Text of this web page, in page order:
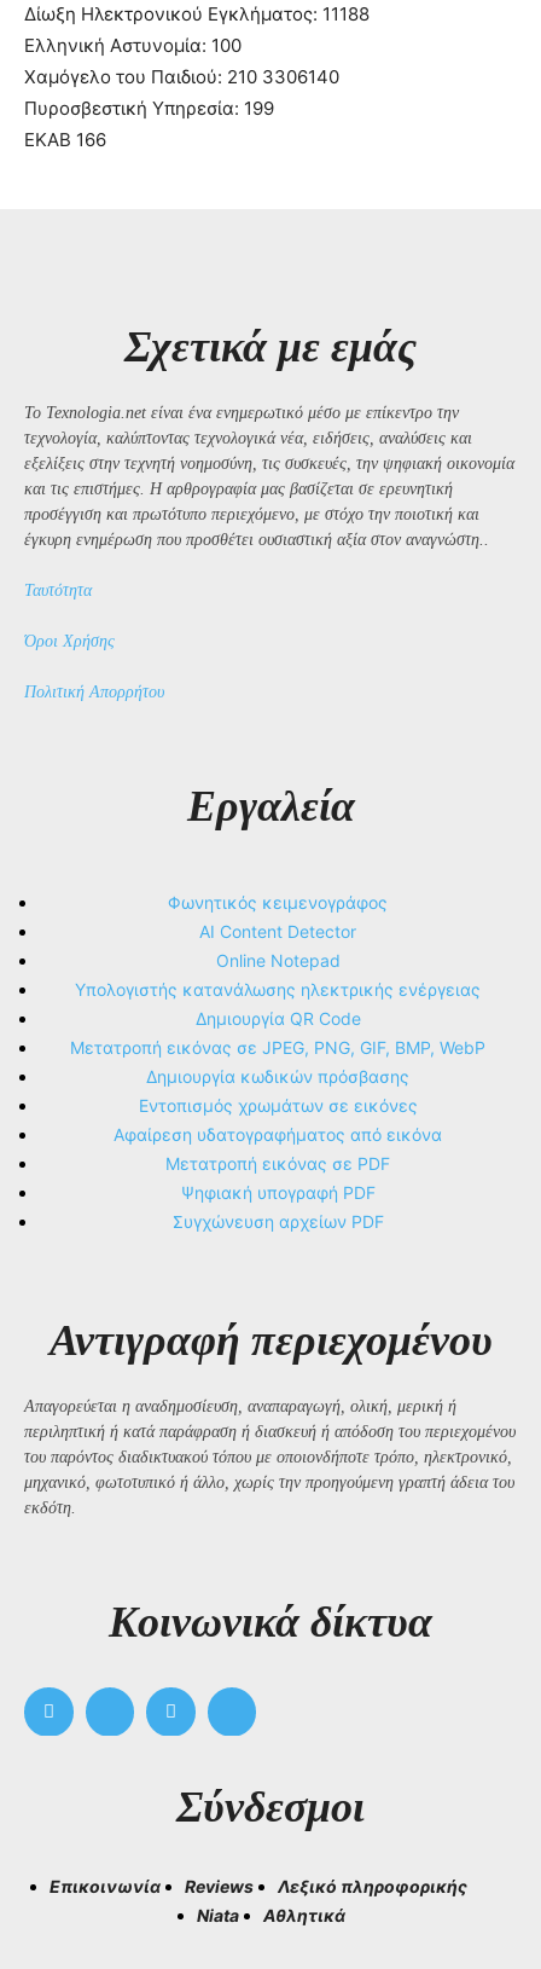
Δίωξη Ηλεκτρονικού Εγκλήματος: 11188
Ελληνική Αστυνομία: 100
Χαμόγελο του Παιδιού: 210 3306140
Πυροσβεστική Υπηρεσία: 199
ΕΚΑΒ 166
Σχετικά με εμάς
Το Texnologia.net είναι ένα ενημερωτικό μέσο με επίκεντρο την
τεχνολογία, καλύπτοντας τεχνολογικά νέα, ειδήσεις, αναλύσεις και
εξελίξεις στην τεχνητή νοημοσύνη, τις συσκευές, την ψηφιακή οικονομία
και τις επιστήμες. Η αρθρογραφία μας βασίζεται σε ερευνητική
προσέγγιση και πρωτότυπο περιεχόμενο, με στόχο την ποιοτική και
έγκυρη ενημέρωση που προσθέτει ουσιαστική αξία στον αναγνώστη..
Ταυτότητα
Όροι Χρήσης
Πολιτική Απορρήτου
Εργαλεία
Φωνητικός κειμενογράφος
AI Content Detector
Online Notepad
Υπολογιστής κατανάλωσης ηλεκτρικής ενέργειας
Δημιουργία QR Code
Μετατροπή εικόνας σε JPEG, PNG, GIF, BMP, WebP
Δημιουργία κωδικών πρόσβασης
Εντοπισμός χρωμάτων σε εικόνες
Αφαίρεση υδατογραφήματος από εικόνα
Μετατροπή εικόνας σε PDF
Ψηφιακή υπογραφή PDF
Συγχώνευση αρχείων PDF
Αντιγραφή περιεχομένου
Απαγορεύεται η αναδημοσίευση, αναπαραγωγή, ολική, μερική ή
περιληπτική ή κατά παράφραση ή διασκευή ή απόδοση του περιεχομένου
του παρόντος διαδικτυακού τόπου με οποιονδήποτε τρόπο, ηλεκτρονικό,
μηχανικό, φωτοτυπικό ή άλλο, χωρίς την προηγούμενη γραπτή άδεια του
εκδότη.
Kοινωνικά δίκτυα
Σύνδεσμοι
Επικοινωνία Reviews
Λεξικό πληροφορικής
Niata
Αθλητικά